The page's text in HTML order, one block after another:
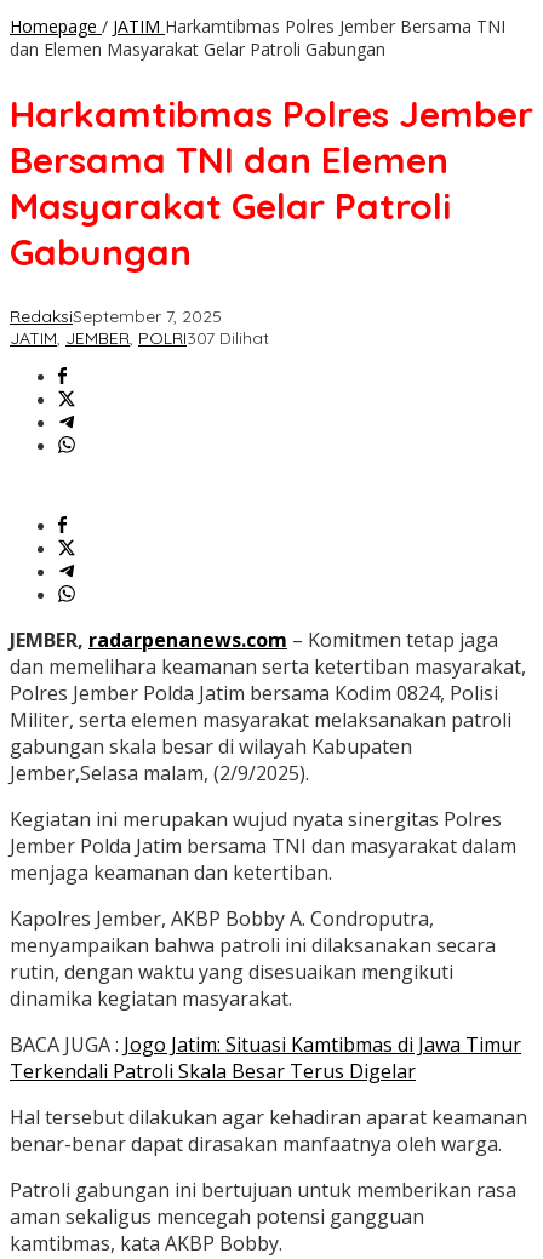
Homepage / JATIM Harkamtibmas Polres Jember Bersama TNI
dan Elemen Masyarakat Gelar Patroli Gabungan
Harkamtibmas Polres Jember
Bersama TNI dan Elemen
Masyarakat Gelar Patroli
Gabungan
RedaksiSeptember 7, 2025
JATIM, JEMBER, POLRI307 Dilihat
JEMBER, radarpenanews.com – Komitmen tetap jaga
dan memelihara keamanan serta ketertiban masyarakat,
Polres Jember Polda Jatim bersama Kodim 0824, Polisi
Militer, serta elemen masyarakat melaksanakan patroli
gabungan skala besar di wilayah Kabupaten
Jember,Selasa malam, (2/9/2025).
Kegiatan ini merupakan wujud nyata sinergitas Polres
Jember Polda Jatim bersama TNI dan masyarakat dalam
menjaga keamanan dan ketertiban.
Kapolres Jember, AKBP Bobby A. Condroputra,
menyampaikan bahwa patroli ini dilaksanakan secara
rutin, dengan waktu yang disesuaikan mengikuti
dinamika kegiatan masyarakat.
BACA JUGA : Jogo Jatim: Situasi Kamtibmas di Jawa Timur
Terkendali Patroli Skala Besar Terus Digelar
Hal tersebut dilakukan agar kehadiran aparat keamanan
benar-benar dapat dirasakan manfaatnya oleh warga.
Patroli gabungan ini bertujuan untuk memberikan rasa
aman sekaligus mencegah potensi gangguan
kamtibmas, kata AKBP Bobby.